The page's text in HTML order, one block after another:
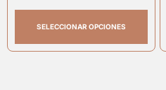
SELECCIONAR OPCIONES